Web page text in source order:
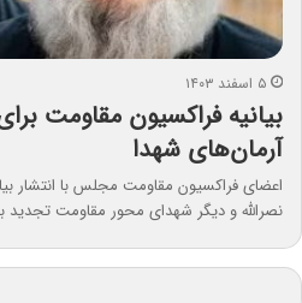
۵ اسفند ۱۴۰۳
بیانیه فراکسیون مقاومت
آرمان‌های شهدا
اعضای فراکسیون مقاومت مجلس با انتشار
نصرالله و دیگر شهدای محور مقاومت تجدید